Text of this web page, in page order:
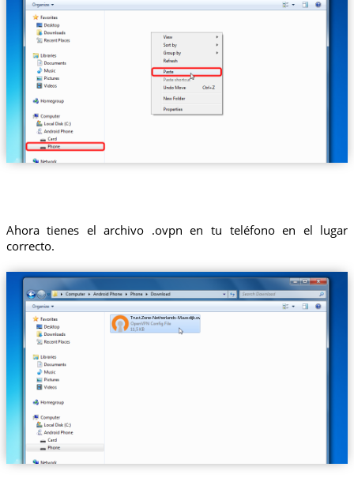
Ahora tienes el archivo .ovpn en tu teléfono en el lugar
correcto.
Trust.Zone-Netherlands-Maasdijk.ovpn